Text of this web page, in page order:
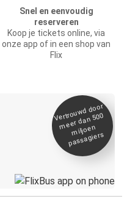
Snel en eenvoudig
reserveren
Koop je tickets online, via
onze app of in een shop van
Flix
Vertrou
wd door
meer dan 500
miljoen
passagiers